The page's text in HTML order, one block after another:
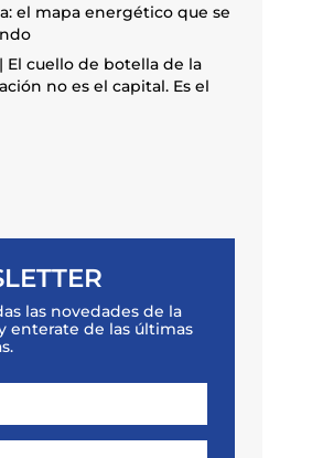
el mapa energético que se
El cuello de botella de la
no es el capital. Es el
las novedades de la
enterate de las últimas